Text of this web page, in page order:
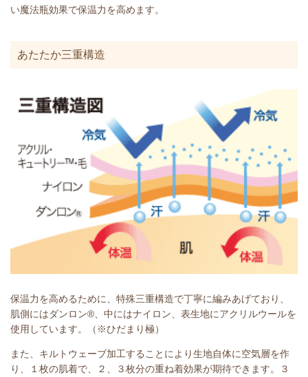
い魔法瓶効果で保温力を高めます。
あたたか三重構造
保温力を高めるために、特殊三重構造で丁寧に編みあげており、
肌側にはダンロン®、中にはナイロン、表生地にアクリルウールを
使用しています。（※ひだまり極）
また、キルトウェーブ加工することにより生地自体に空気層を作
り、１枚の肌着で、２、３枚分の重ね着効果が期待できます。３